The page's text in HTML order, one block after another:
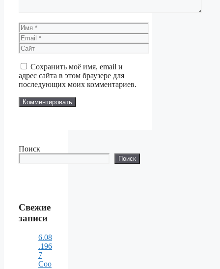
Имя
Email
Сайт
Сохранить моё имя, email и
адрес сайта в этом браузере для
последующих моих комментариев.
Поиск
Поиск
Свежие
записи
6.08
.196
7
Соо